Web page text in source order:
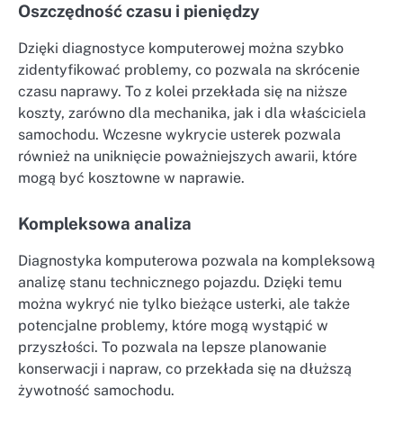
Oszczędność czasu i pieniędzy
Dzięki diagnostyce komputerowej można szybko
zidentyfikować problemy, co pozwala na skrócenie
czasu naprawy. To z kolei przekłada się na niższe
koszty, zarówno dla mechanika, jak i dla właściciela
samochodu. Wczesne wykrycie usterek pozwala
również na uniknięcie poważniejszych awarii, które
mogą być kosztowne w naprawie.
Kompleksowa analiza
Diagnostyka komputerowa pozwala na kompleksową
analizę stanu technicznego pojazdu. Dzięki temu
można wykryć nie tylko bieżące usterki, ale także
potencjalne problemy, które mogą wystąpić w
przyszłości. To pozwala na lepsze planowanie
konserwacji i napraw, co przekłada się na dłuższą
żywotność samochodu.